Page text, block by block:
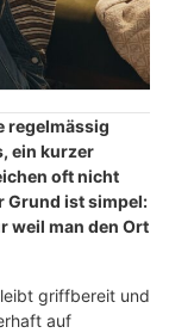
regelmässig
ein kurzer
oft nicht
Grund ist simpel:
weil man den Ort
griffbereit und
auf